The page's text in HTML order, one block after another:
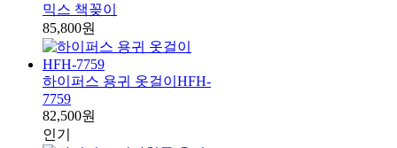
믹스 책꽂이
85,800원
하이퍼스 용귀 옷걸이HFH-
7759
82,500원
인기